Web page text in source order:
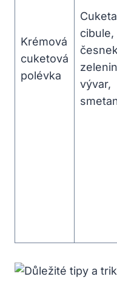
Krémová
cuketová‍
polévka
cibule,
vývar,‍